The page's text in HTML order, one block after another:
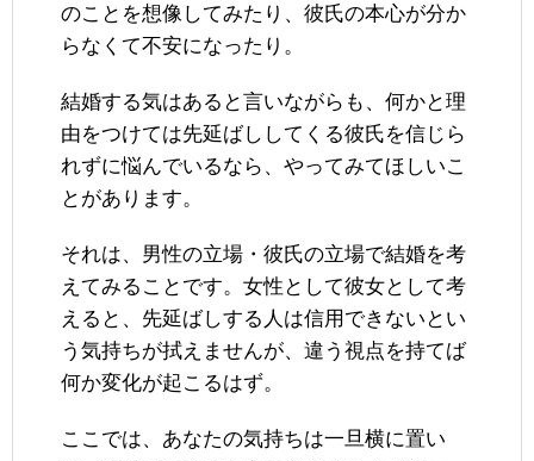
のことを想像してみたり、彼氏の本心が分か
らなくて不安になったり。
結婚する気はあると言いながらも、何かと理
由をつけては先延ばししてくる彼氏を信じら
れずに悩んでいるなら、やってみてほしいこ
とがあります。
それは、男性の立場・彼氏の立場で結婚を考
えてみることです。女性として彼女として考
えると、先延ばしする人は信用できないとい
う気持ちが拭えませんが、違う視点を持てば
何か変化が起こるはず。
ここでは、あなたの気持ちは一旦横に置い